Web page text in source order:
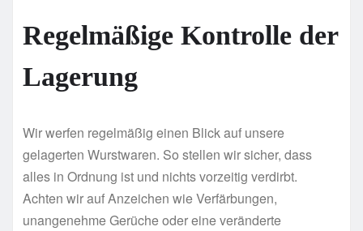
Regelmäßige Kontrolle der
Lagerung
Wir werfen regelmäßig einen Blick auf unsere
gelagerten Wurstwaren. So stellen wir sicher, dass
alles in Ordnung ist und nichts vorzeitig verdirbt.
Achten wir auf Anzeichen wie Verfärbungen,
unangenehme Gerüche oder eine veränderte